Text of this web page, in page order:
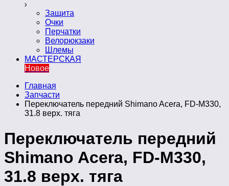
Защита
Очки
Перчатки
Велорюкзаки
Шлемы
МАСТЕРСКАЯ
Новое
Главная
Запчасти
Переключатель передний Shimano Acera, FD-M330,
31.8 верх. тяга
Переключатель передний
Shimano Acera, FD-M330,
31.8 верх. тяга